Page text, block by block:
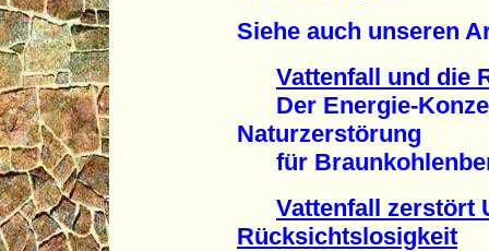
Siehe auch unseren
Vattenfall und die
Der Energie-
Naturzerstörung
für
Vattenfall zerstört
Rücksichtslosigkeit